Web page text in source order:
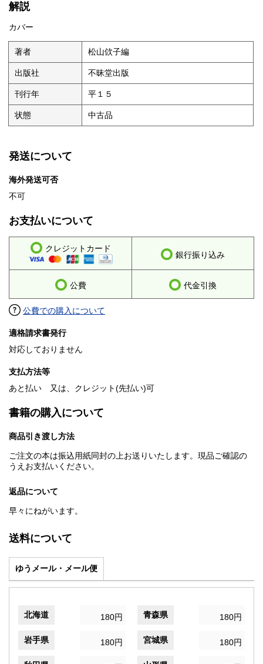
解説
カバー
著者 松山佽子編
出版社 不昧堂出版
刊行年 平１５
状態 中古品
発送について
海外発送可否
不可
お支払いについて
クレジットカード
銀行振り込み
公費 代金引換
公費での購入について
適格請求書発行
対応しておりません
支払方法等
あと払い 又は、クレジット(先払い)可
書籍の購入について
商品引き渡し方法
ご注文の本は振込用紙同封の上お送りいたします。現品ご確認の
うえお支払いください。
返品について
早々にねがいます。
送料について
ゆうメール・メール便
北海道 180円 青森県 180円
岩手県 180円 宮城県 180円